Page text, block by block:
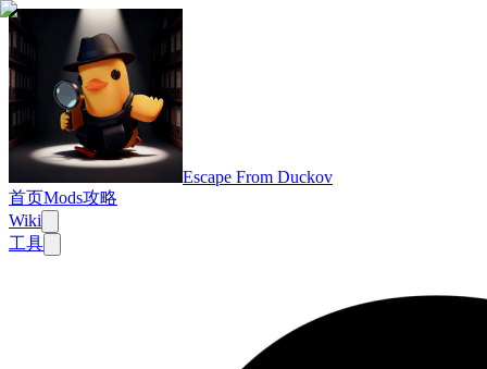
Escape From Duckov
首页Mods攻略
Wiki
工具